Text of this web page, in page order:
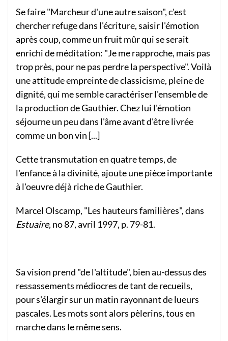
Se faire "Marcheur d'une autre saison", c'est
chercher refuge dans l'écriture, saisir l'émotion
après coup, comme un fruit mûr qui se serait
enrichi de méditation: "Je me rapproche, mais pas
trop près, pour ne pas perdre la perspective". Voilà
une attitude empreinte de classicisme, pleine de
dignité, qui me semble caractériser l'ensemble de
la production de Gauthier. Chez lui l'émotion
séjourne un peu dans l'âme avant d'être livrée
comme un bon vin [...]
Cette transmutation en quatre temps, de
l'enfance à la divinité, ajoute une pièce importante
à l'oeuvre déjà riche de Gauthier.
Marcel Olscamp, "Les hauteurs familières", dans
Estuaire, no 87, avril 1997, p. 79-81.
Sa vision prend "de l'altitude", bien au-dessus des
ressassements médiocres de tant de recueils,
pour s'élargir sur un matin rayonnant de lueurs
pascales. Les mots sont alors pèlerins, tous en
marche dans le même sens.